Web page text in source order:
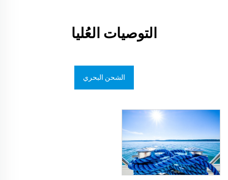
التوصيات العُليا
الشحن البحري